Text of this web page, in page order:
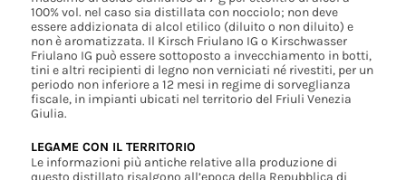
100% vol. nel caso sia distillata con nocciolo; non deve
essere addizionata di alcol etilico (diluito o non diluito) e
non è aromatizzata. Il Kirsch Friulano IG o Kirschwasser
Friulano IG può essere sottoposto a invecchiamento in botti,
tini e altri recipienti di legno non verniciati né rivestiti, per un
periodo non inferiore a 12 mesi in regime di sorveglianza
fiscale, in impianti ubicati nel territorio del Friuli Venezia
Giulia.
LEGAME CON IL TERRITORIO
Le informazioni più antiche relative alla produzione di
questo distillato risalgono all’epoca della Repubblica di